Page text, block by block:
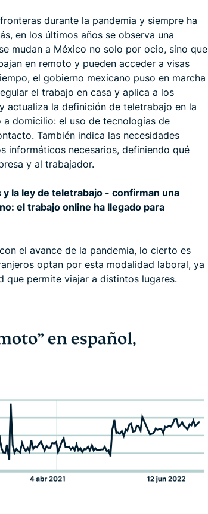
durante la pandemia y siempre ha
en los últimos años se observa una
mudan a México no solo por ocio, sino que
en remoto y pueden acceder a visas
el gobierno mexicano puso en marcha
el trabajo en casa y aplica a los
actualiza la definición de teletrabajo en la
domicilio: el uso de tecnologías de
También indica las necesidades
informáticos necesarios, definiendo qué
y al trabajador.
la ley de teletrabajo - confirman una
el trabajo online ha llegado para
el avance de la pandemia, lo cierto es
optan por esta modalidad laboral, ya
permite viajar a distintos lugares.